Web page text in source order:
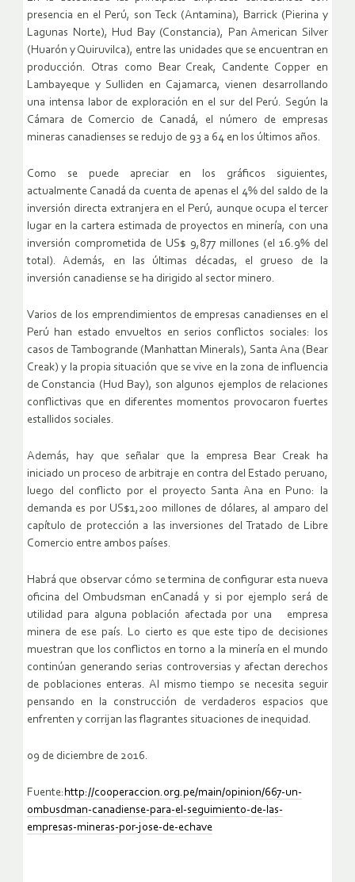
presencia en el Perú, son Teck (Antamina), Barrick (Pierina y
Lagunas Norte), Hud Bay (Constancia), Pan American Silver
(Huarón y Quiruvilca), entre las unidades que se encuentran en
producción. Otras como Bear Creak, Candente Copper en
Lambayeque y Sulliden en Cajamarca, vienen desarrollando
una intensa labor de exploración en el sur del Perú. Según la
Cámara de Comercio de Canadá, el número de empresas
mineras canadienses se redujo de 93 a 64 en los últimos años.
Como se puede apreciar en los gráficos siguientes,
actualmente Canadá da cuenta de apenas el 4% del saldo de la
inversión directa extranjera en el Perú, aunque ocupa el tercer
lugar en la cartera estimada de proyectos en minería, con una
inversión comprometida de US$ 9,877 millones (el 16.9% del
total). Además, en las últimas décadas, el grueso de la
inversión canadiense se ha dirigido al sector minero.
Varios de los emprendimientos de empresas canadienses en el
Perú han estado envueltos en serios conflictos sociales: los
casos de Tambogrande (Manhattan Minerals), Santa Ana (Bear
Creak) y la propia situación que se vive en la zona de influencia
de Constancia (Hud Bay), son algunos ejemplos de relaciones
conflictivas que en diferentes momentos provocaron fuertes
estallidos sociales.
Además, hay que señalar que la empresa Bear Creak ha
iniciado un proceso de arbitraje en contra del Estado peruano,
luego del conflicto por el proyecto Santa Ana en Puno: la
demanda es por US$1,200 millones de dólares, al amparo del
capítulo de protección a las inversiones del Tratado de Libre
Comercio entre ambos países.
Habrá que observar cómo se termina de configurar esta nueva
oficina del Ombudsman enCanadá y si por ejemplo será de
utilidad para alguna población afectada por una empresa
minera de ese país. Lo cierto es que este tipo de decisiones
muestran que los conflictos en torno a la minería en el mundo
continúan generando serias controversias y afectan derechos
de poblaciones enteras. Al mismo tiempo se necesita seguir
pensando en la construcción de verdaderos espacios que
enfrenten y corrijan las flagrantes situaciones de inequidad.
09 de diciembre de 2016.
Fuente: http://cooperaccion.org.pe/main/opinion/667-un-
ombusdman-canadiense-para-el-seguimiento-de-las-
empresas-mineras-por-jose-de-echave